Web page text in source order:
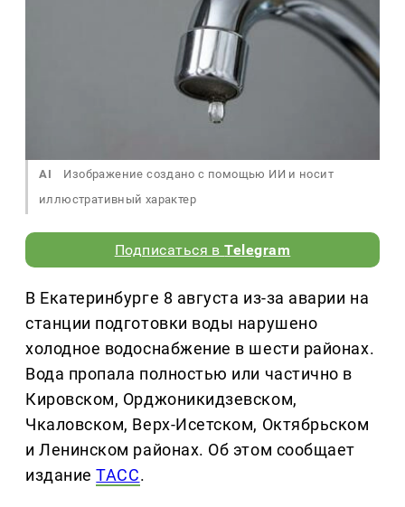
AI
Изображение создано с помощью ИИ и носит
иллюстративный характер
Подписаться вTelegram
В Екатеринбурге 8 августа из-за аварии на
станции подготовки воды нарушено
холодное водоснабжение в шести районах.
Вода пропала полностью или частично в
Кировском, Орджоникидзевском,
Чкаловском, Верх-Исетском, Октябрьском
и Ленинском районах. Об этом сообщает
изданиеТАСС.